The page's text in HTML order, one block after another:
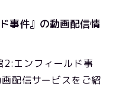
事件』の動画配信情
エンフィールド事
配信サービスをご紹